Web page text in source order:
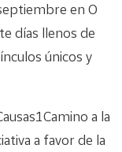
en O
días llenos de
únicos y
a la
a favor de la